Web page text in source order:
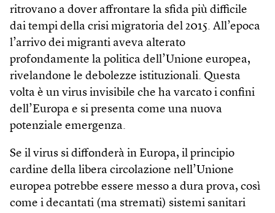
ritrovano a dover affrontare la sfida più difficile
dai tempi della crisi migratoria del 2015. All’epoca
l’arrivo dei migranti aveva alterato
profondamente la politica dell’Unione europea,
rivelandone le debolezze istituzionali. Questa
volta è un virus invisibile che ha varcato i confini
dell’Europa e si presenta come una nuova
potenziale emergenza.
Se il virus si diffonderà in Europa, il principio
cardine della libera circolazione nell’Unione
europea potrebbe essere messo a dura prova, così
come i decantati (ma stremati) sistemi sanitari